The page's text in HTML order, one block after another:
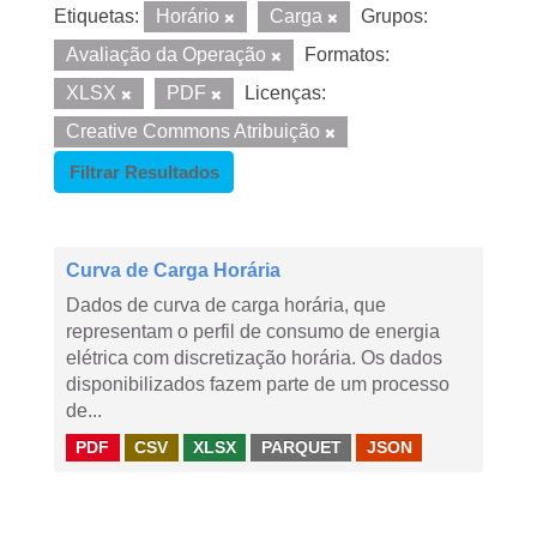
Etiquetas: Horário Carga
Grupos:
Avaliação da Operação
Formatos:
XLSX
PDF
Licenças:
Creative Commons Atribuição
Filtrar Resultados
Curva de Carga Horária
Dados de curva de carga horária, que
representam o perfil de consumo de energia
elétrica com discretização horária. Os dados
disponibilizados fazem parte de um processo
de...
PDF CSV XLSX PARQUET JSON